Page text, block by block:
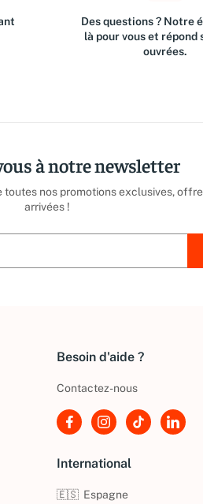
Des questions ? Notre
là pour vous et répond
ouvrées.
à notre newsletter
toutes nos promotions exclusives,
arrivées !
Besoin d'aide ?
Contactez-nous
International
🇪🇸 Espagne